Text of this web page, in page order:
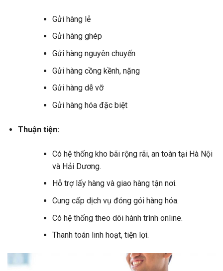
Gửi hàng lẻ
Gửi hàng ghép
Gửi hàng nguyên chuyến
Gửi hàng cồng kềnh, nặng
Gửi hàng dễ vỡ
Gửi hàng hóa đặc biệt
Thuận tiện:
Có hệ thống kho bãi rộng rãi, an toàn tại Hà Nội
và Hải Dương.
Hỗ trợ lấy hàng và giao hàng tận nơi.
Cung cấp dịch vụ đóng gói hàng hóa.
Có hệ thống theo dõi hành trình online.
Thanh toán linh hoạt, tiện lợi.